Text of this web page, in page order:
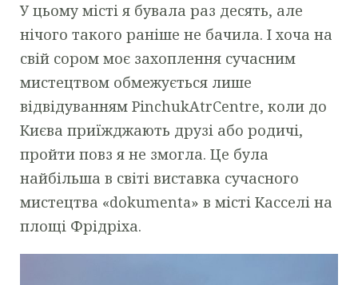
У цьому місті я бувала раз десять, але
нічого такого раніше не бачила. І хоча на
свій сором моє захоплення сучасним
мистецтвом обмежується лише
відвідуванням PinchukAtrCentre, коли до
Києва приїжджають друзі або родичі,
пройти повз я не змогла. Це була
найбільша в світі виставка сучасного
мистецтва «dokumenta» в місті Касселі на
площі Фрідріха.